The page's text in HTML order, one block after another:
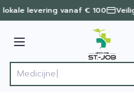
Ga naar de inhoud
1 van 1
levering vanaf € 100
Menu
Product, merk,